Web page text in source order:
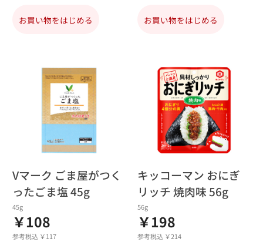
お買い物をはじめる お買い物をはじめる
Vマーク ごま屋がつく
ったごま塩 45g
45g
￥108
参考税込 ￥117
キッコーマン おにぎ
リッチ 焼肉味 56g
56g
￥198
参考税込 ￥214